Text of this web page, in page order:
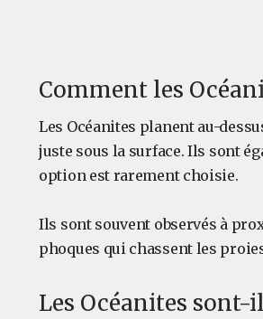
Comment les
Les Océanites planent au-
juste sous la surface. Ils sont
option est rarement choisie.
Ils sont souvent observés à
phoques qui chassent les
Les Océanites sont-